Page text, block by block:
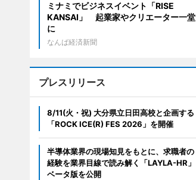
ミナミでビジネスイベント「RISE
KANSAI」 起業家やクリエーター一堂
に
なんば経済新聞
プレスリリース
8/11(火・祝) 大分県立日田高校と企画する
「ROCK ICE(R) FES 2026」を開催
半導体業界の現場知見をもとに、求職者の
経験を業界目線で読み解く「LAYLA-HR」
ベータ版を公開